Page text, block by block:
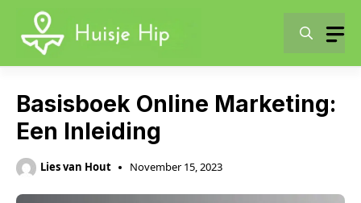
content
Basisboek Online Marketing:
Een Inleiding
Lies van Hout November 15, 2023